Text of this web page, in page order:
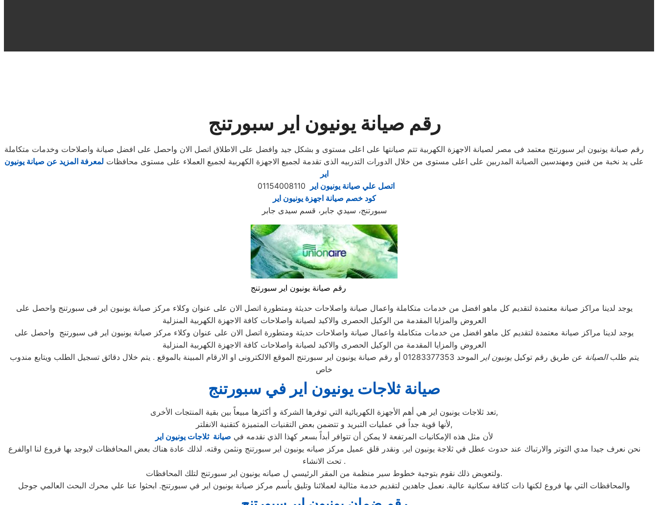
رقم صيانة يونيون اير سبورتنج
رقم صيانة يونيون اير سبورتنج معتمد فى مصر لصيانة الاجهزة الكهربية تتم صيانتها على اعلى مستوى و بشكل جيد وافضل على الاطلاق اتصل الان واحصل على افضل صيانة واصلاحات وخدمات متكاملة
على يد نخبة من فنين ومهندسين الصيانة المدربين على اعلى مستوى من خلال الدورات التدربيه الذى تقدمة لجميع الاجهزة الكهربية لجميع العملاء على مستوى محافظات لمعرفة المزيد عن صيانة يونيون
اير
اتصل علي صيانة يونيون اير
كود خصم صيانة اجهزة يونيون اير
سبورتنج، سيدي جابر، قسم سيدى جابر
رقم صيانة يونيون اير سبورتنج
يوجد لدينا مراكز صيانة معتمدة لتقديم كل ماهو افضل من خدمات متكاملة واعمال صيانة واصلاحات حديثة ومتطورة اتصل الان على عنوان وكلاء مركز صيانة يونيون اير فى سبورتنج واحصل على
العروض والمزايا المقدمة من الوكيل الحصرى والاكيد لصيانة واصلاحات كافة الاجهزة الكهربية المنزلية
يوجد لدينا مراكز صيانة معتمدة لتقديم كل ماهو افضل من خدمات متكاملة واعمال صيانة واصلاحات حديثة ومتطورة اتصل الان على عنوان وكلاء مركز صيانة يونيون اير فى سبورتنج واحصل على
العروض والمزايا المقدمة من الوكيل الحصرى والاكيد لصيانة واصلاحات كافة الاجهزة الكهربية المنزلية
يتم طلبالصيانة عن طريق رقم توكيليونيون اير
الموحد 01283377353 أو رقم صيانة يونيون اير سبورتنج الموقع الالكترونى او الارقام المبينة بالموقع . يتم خلال دقائق تسجيل الطلب ويتابع مندوب
خاص
صيانة ثلاجات يونيون اير في سبورتنج
تعد ثلاجات يونيون اير هي أهم الأجهزة الكهربائية التي توفرها الشركة و أكثرها مبيعاً بين بقية المنتجات الأخرى,
لأنها قوية جداً في عمليات التبريد و تتضمن بعض التقنيات المتميزة كتقنية الانفلتر,
لأن مثل هذه الإمكانيات المرتفعة لا يمكن أن تتوافر أبداً بسعر كهذا الذي نقدمه في صيانة ثلاجات يونيون اير
نحن نعرف جيدا مدي التوتر والارتباك عند حدوث عطل في ثلاجة يونيون اير. ونقدر قلق عميل مركز صيانه يونيون اير سبورتنج ونثمن وقته. لذلك عادة هناك بعض المحافظات لايوجد بها فروع لنا اوالفرع
تحت الانشاء .
ولتعويض ذلك نقوم بتوجية خطوط سير منظمة من المقر الرئيسي ل صيانه يونيون اير سبورتنج لتلك المحافظات.
والمحافظات التي بها فروع لكنها ذات كثافة سكانية عالية. نعمل جاهدين لتقديم خدمة مثالية لعملائنا وتليق بأسم مركز صيانة يونيون اير في سبورتنج. ابحثوا عنا علي محرك البحث العالمي جوجل